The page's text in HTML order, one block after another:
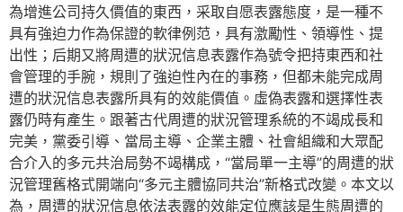
為增進公司持久價值的東西，采取自愿表露態度，是一種不
具有強迫力作為保證的軟律例范，具有激勵性、領導性、提
出性；后期又將周遭的狀況信息表露作為號令把持東西和社
會管理的手腕，規則了強迫性內在的事務，但都未能完成周
遭的狀況信息表露所具有的效能價值。虛偽表露和選擇性表
露仍時有產生。跟著古代周遭的狀況管理系統的不竭成長和
完美，黨委引導、當局主導、企業主體、社會組織和大眾配
合介入的多元共治局勢不竭構成，“當局單一主導”的周遭的狀
況管理舊格式開端向“多元主體協同共治”新格式改變。本文以
為，周遭的狀況信息依法表露的效能定位應該是生態周遭的